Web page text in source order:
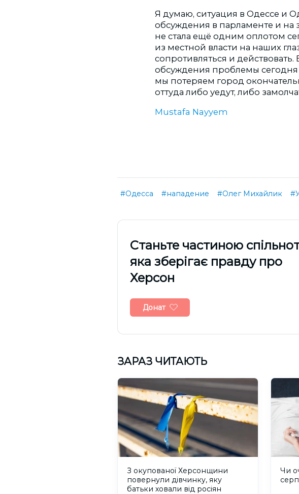
Я думаю, ситуация в Одессе и
обсуждения в парламенте и на
не стала ещё одним оплотом
из местной власти на наших
сопротивляться и
обсуждения проблемы
мы потеряем город
оттуда либо уедут, либо
Mustafa Nayyem
#Одесса #нападение #Олег Михайлик
Cтаньте частиною
яка зберігає правду про
Херсон
Донат
ЗАРАЗ ЧИТАЮТЬ
З окупованої Херсонщини
повернули дівчинку, яку
батьки ховали від росіян
Чи